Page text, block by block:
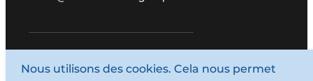
www.louwersmediagroep.com
Nous utilisons des cookies. Cela nous permet